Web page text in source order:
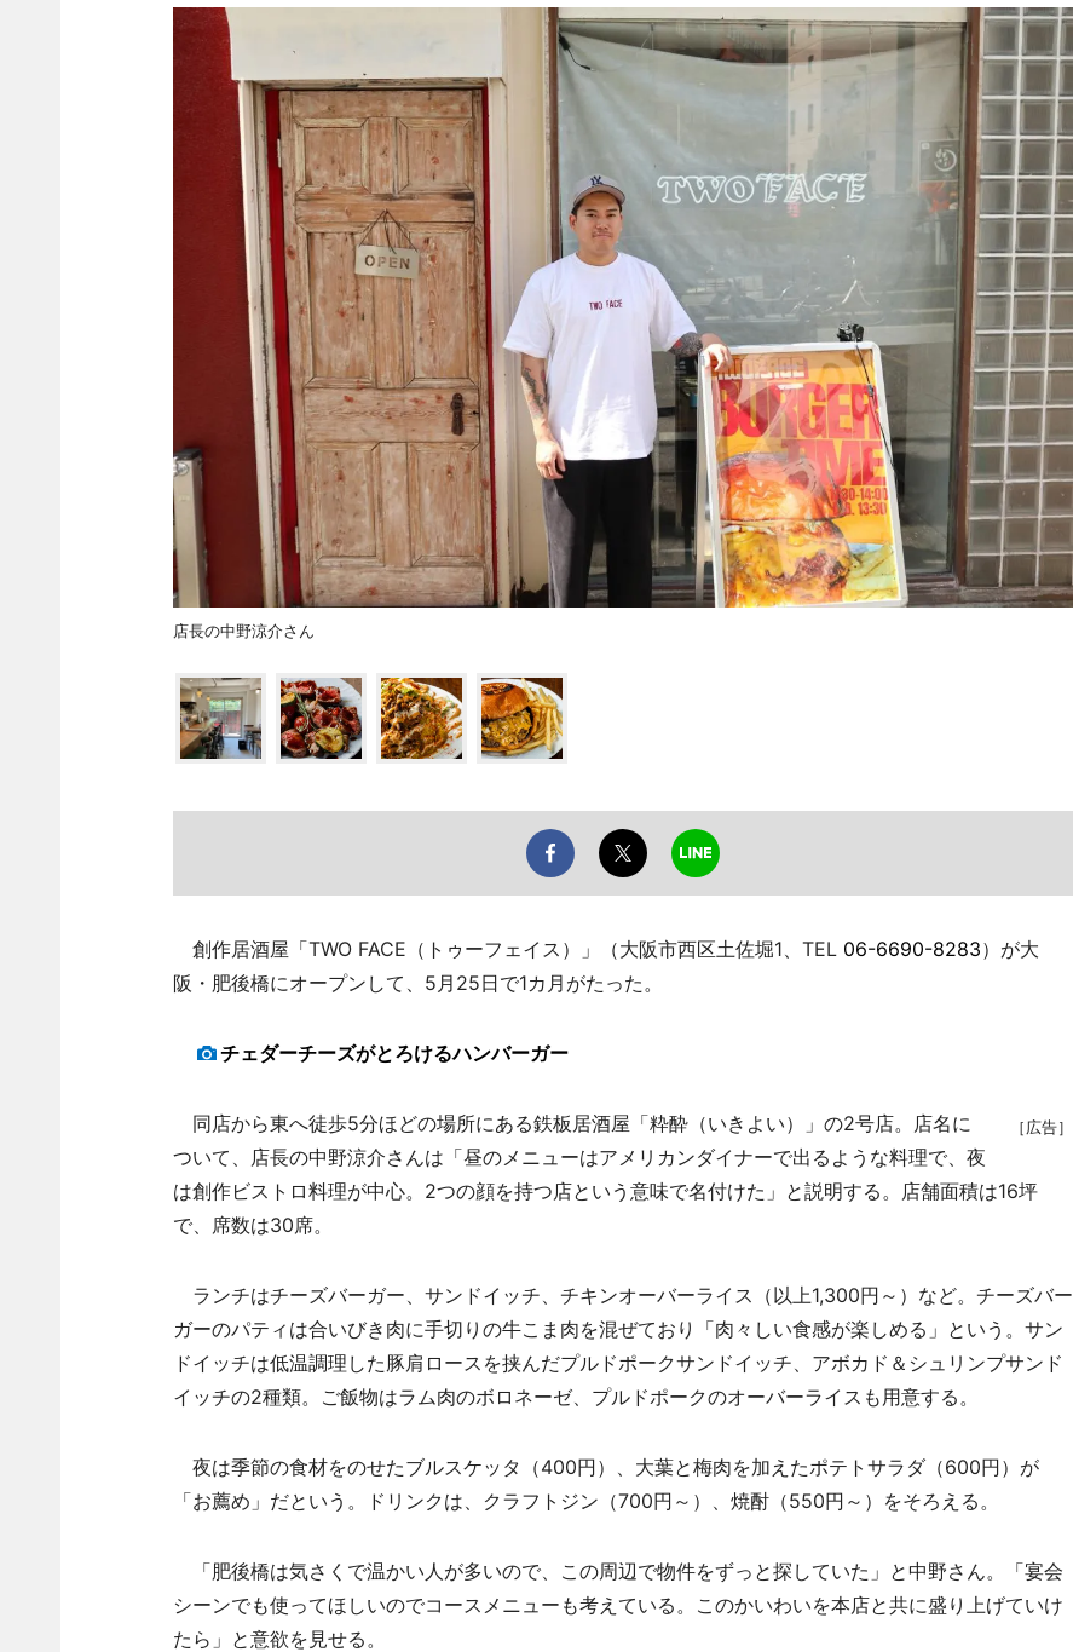
店長の中野涼介さん
創作居酒屋「TWO FACE（トゥーフェイス）」（大阪市西区土佐堀1、TEL 06-6690-8283）が大
阪・肥後橋にオープンして、5月25日で1カ月がたった。
チェダーチーズがとろけるハンバーガー
［広告］
同店から東へ徒歩5分ほどの場所にある鉄板居酒屋「粋酔（いきよい）」の2号店。店名に
ついて、店長の中野涼介さんは「昼のメニューはアメリカンダイナーで出るような料理で、夜
は創作ビストロ料理が中心。2つの顔を持つ店という意味で名付けた」と説明する。店舗面積は16坪
で、席数は30席。
ランチはチーズバーガー、サンドイッチ、チキンオーバーライス（以上1,300円～）など。チーズバー
ガーのパティは合いびき肉に手切りの牛こま肉を混ぜており「肉々しい食感が楽しめる」という。サン
ドイッチは低温調理した豚肩ロースを挟んだプルドポークサンドイッチ、アボカド＆シュリンプサンド
イッチの2種類。ご飯物はラム肉のボロネーゼ、プルドポークのオーバーライスも用意する。
夜は季節の食材をのせたブルスケッタ（400円）、大葉と梅肉を加えたポテトサラダ（600円）が
「お薦め」だという。ドリンクは、クラフトジン（700円～）、焼酎（550円～）をそろえる。
「肥後橋は気さくで温かい人が多いので、この周辺で物件をずっと探していた」と中野さん。「宴会
シーンでも使ってほしいのでコースメニューも考えている。このかいわいを本店と共に盛り上げていけ
たら」と意欲を見せる。